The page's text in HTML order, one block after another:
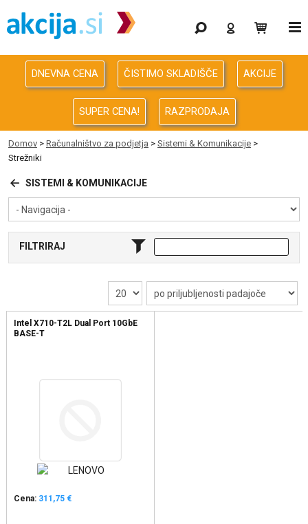
Gaming
Odprodaja
Računalništvo
Računalništvo za podjetja
Avdio Video Foto
Energija
DNEVNA CENA ČISTIMO SKLADIŠČE AKCIJE
SUPER CENA! RAZPRODAJA
Domov > Računalništvo za podjetja > Sistemi & Komunikacije >
Strežniki
SISTEMI & KOMUNIKACIJE
FILTRIRAJ
Intel X710-T2L Dual Port 10GbE
BASE-T
Cena: 311,75 €